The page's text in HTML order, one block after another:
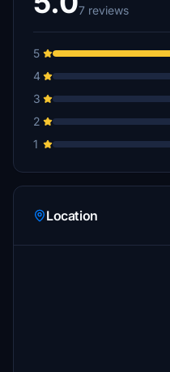
7 reviews
5
4
3
2
1
Location